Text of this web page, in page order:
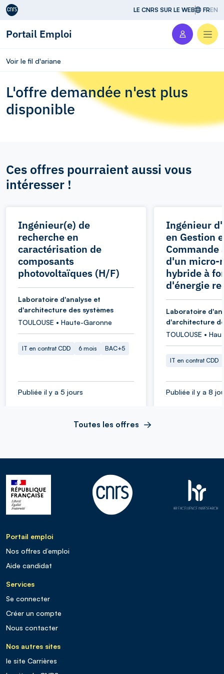
Aller au contenu LE CNRS SUR LE WEB FREN
Portail Emploi
Voir le fil d'ariane
L'offre demandée n'est plus
disponible
Ces offres pourraient aussi vous
intéresser !
Ingénieur(e) de
recherche en
caractérisation de
composants
photovoltaïques (H/F)
Laboratoire d'analyse et
d'architecture des systèmes
TOULOUSE • Haute-Garonne
IT en contrat CDD 6 mois BAC+5
Publiée il y a 5 jours
Ingénieur
en Gestion
Commande
d'un micro-
hybride à
d'énergie
Laboratoire
d'architecture
TOULOUSE •
IT en contrat CDD
Publiée il y a 8
Toutes les offres
Portail emploi
Nos offres d’emploi
Aide candidat
Services
Se connecter
Créer un compte
Nous contacter
Nos autres sites
le site Carrières